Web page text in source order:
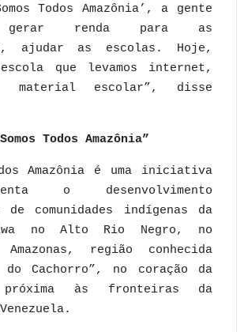
Todos Amazônia’, a gente
gerar renda para as
ajudar as escolas. Hoje,
escola que levamos internet,
material escolar”, disse
Todos Amazônia”
Amazônia é uma iniciativa
o desenvolvimento
de comunidades indígenas da
no Alto Rio Negro, no
região conhecida
do Cachorro”, no coração da
às fronteiras da